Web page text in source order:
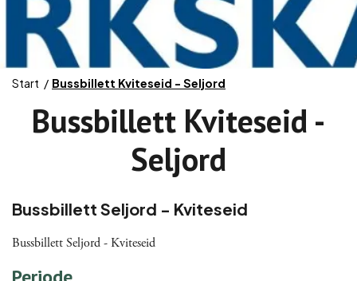
Start Bussbillett Kviteseid - Seljord
Bussbillett Kviteseid -
Seljord
Bussbillett Seljord - Kviteseid
Bussbillett Seljord - Kviteseid